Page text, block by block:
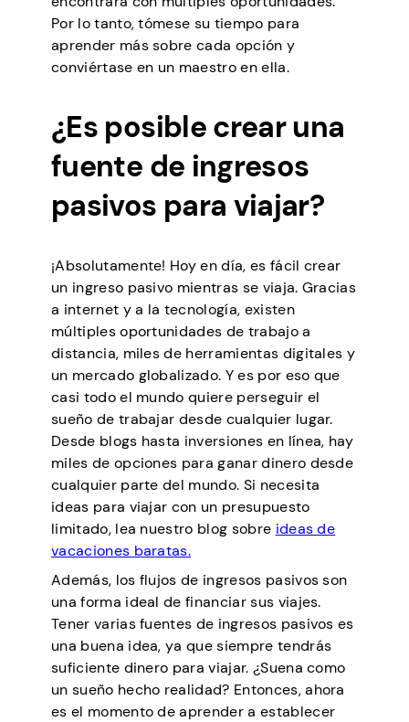
Por lo tanto, tómese su tiempo para
aprender más sobre cada opción y
conviértase en un maestro en ella.
¿Es posible crear una
fuente de ingresos
pasivos para viajar?
¡Absolutamente! Hoy en día, es fácil crear
un ingreso pasivo mientras se viaja. Gracias
a internet y a la tecnología, existen
múltiples oportunidades de trabajo a
distancia, miles de herramientas digitales y
un mercado globalizado. Y es por eso que
casi todo el mundo quiere perseguir el
sueño de trabajar desde cualquier lugar.
Desde blogs hasta inversiones en línea, hay
miles de opciones para ganar dinero desde
cualquier parte del mundo. Si necesita
ideas para viajar con un presupuesto
limitado, lea nuestro blog sobre ideas de
vacaciones baratas.
Además, los flujos de ingresos pasivos son
una forma ideal de financiar sus viajes.
Tener varias fuentes de ingresos pasivos es
una buena idea, ya que siempre tendrás
suficiente dinero para viajar. ¿Suena como
un sueño hecho realidad? Entonces, ahora
es el momento de aprender a establecer